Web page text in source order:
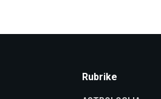
Rubrike